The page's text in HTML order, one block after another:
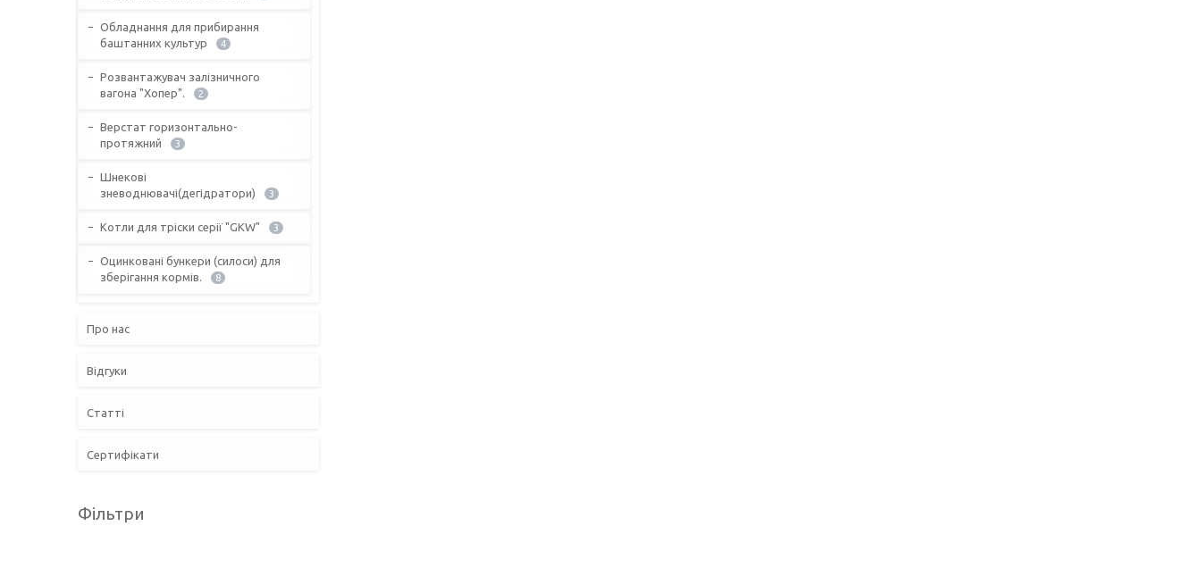
Обладнання для прибирання
баштанних культур
4
Розвантажувач залізничного
вагона "Хопер".
2
Верстат горизонтально-
протяжний
3
Шнекові
зневоднювачі(дегідратори)
3
Котли для тріски серії "GKW" 3
Оцинковані бункери (силоси) для
зберігання кормів.
8
Про нас
Відгуки
Статті
Сертифікати
Фільтри